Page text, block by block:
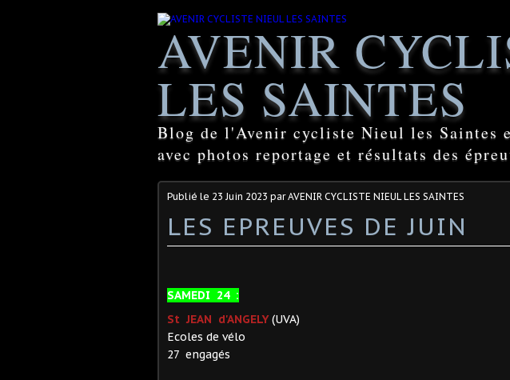
AVENIR
LES SAINTES
Blog de l'Avenir cycliste Nieul les Saintes
avec photos reportage et résultats des
Publié le 23 Juin 2023 par AVENIR CYCLISTE NIEUL LES SAINTES
LES EPREUVES DE JUIN
SAMEDI 24 :
St JEAN d'ANGELY (UVA)
Ecoles de vélo
27 engagés